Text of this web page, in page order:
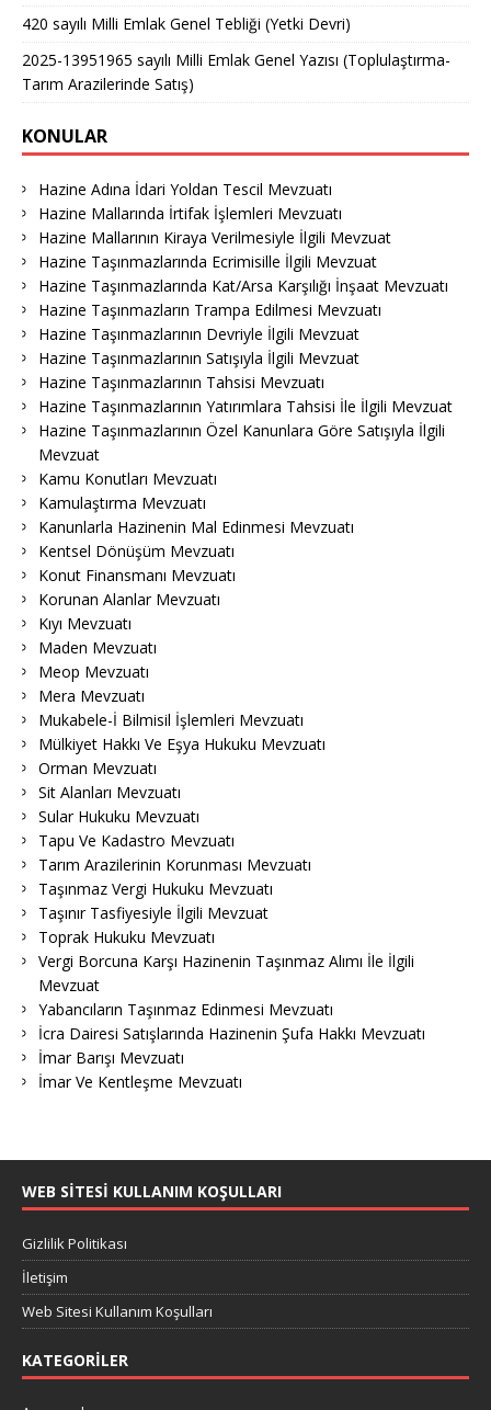
420 sayılı Milli Emlak Genel Tebliği (Yetki Devri)
2025-13951965 sayılı Milli Emlak Genel Yazısı (Toplulaştırma-
Tarım Arazilerinde Satış)
KONULAR
Hazine Adına İdari Yoldan Tescil Mevzuatı
Hazine Mallarında İrtifak İşlemleri Mevzuatı
Hazine Mallarının Kiraya Verilmesiyle İlgili Mevzuat
Hazine Taşınmazlarında Ecrimisille İlgili Mevzuat
Hazine Taşınmazlarında Kat/Arsa Karşılığı İnşaat Mevzuatı
Hazine Taşınmazların Trampa Edilmesi Mevzuatı
Hazine Taşınmazlarının Devriyle İlgili Mevzuat
Hazine Taşınmazlarının Satışıyla İlgili Mevzuat
Hazine Taşınmazlarının Tahsisi Mevzuatı
Hazine Taşınmazlarının Yatırımlara Tahsisi İle İlgili Mevzuat
Hazine Taşınmazlarının Özel Kanunlara Göre Satışıyla İlgili
Mevzuat
Kamu Konutları Mevzuatı
Kamulaştırma Mevzuatı
Kanunlarla Hazinenin Mal Edinmesi Mevzuatı
Kentsel Dönüşüm Mevzuatı
Konut Finansmanı Mevzuatı
Korunan Alanlar Mevzuatı
Kıyı Mevzuatı
Maden Mevzuatı
Meop Mevzuatı
Mera Mevzuatı
Mukabele-İ Bilmisil İşlemleri Mevzuatı
Mülkiyet Hakkı Ve Eşya Hukuku Mevzuatı
Orman Mevzuatı
Sit Alanları Mevzuatı
Sular Hukuku Mevzuatı
Tapu Ve Kadastro Mevzuatı
Tarım Arazilerinin Korunması Mevzuatı
Taşınmaz Vergi Hukuku Mevzuatı
Taşınır Tasfiyesiyle İlgili Mevzuat
Toprak Hukuku Mevzuatı
Vergi Borcuna Karşı Hazinenin Taşınmaz Alımı İle İlgili
Mevzuat
Yabancıların Taşınmaz Edinmesi Mevzuatı
İcra Dairesi Satışlarında Hazinenin Şufa Hakkı Mevzuatı
İmar Barışı Mevzuatı
İmar Ve Kentleşme Mevzuatı
WEB SITESI KULLANIM KOŞULLARI
Gizlilik Politikası
İletişim
Web Sitesi Kullanım Koşulları
KATEGORILER